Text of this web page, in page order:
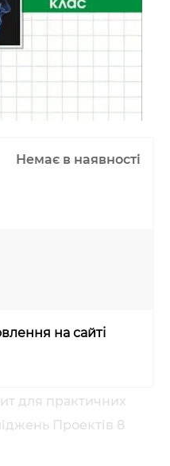
Немає в наявності
на сайті
для практичних
Проектів 8